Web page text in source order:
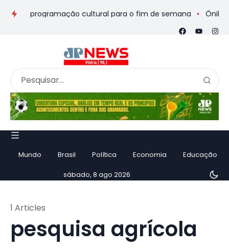
e programação cultural para o fim de semana Ônibus de
Mundo Brasil Política Economia Educação
sábado, 8 ago 2026
pesquisa agrícola
1 Articles